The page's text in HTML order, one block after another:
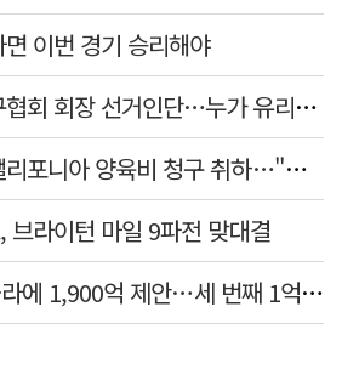
이번 경기 승리해야
2만명까지 커진 축구협회 회장 선거인단…누가 유리할까
돈치치 전 약혼녀, 캘리포니아 양육비 청구 취하…"합의로 해결"
브라이턴 마일 9파전 맞대결
리버풀, PSG 바르콜라에 1,900억 제안…세 번째 1억 파운드 영입 추진